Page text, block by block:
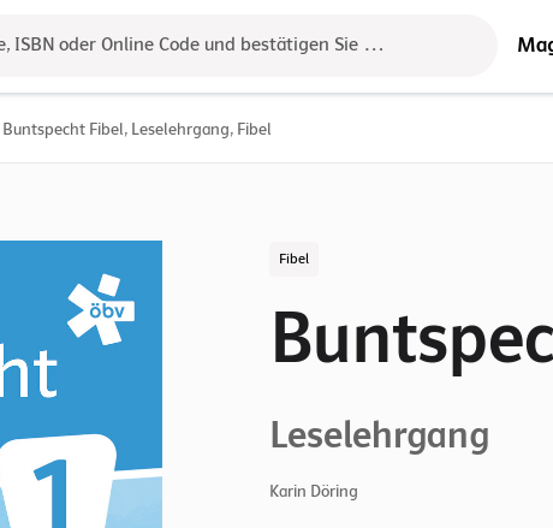
ISBN oder Online Code und bestätigen Sie das Ergebnis mit der
Buntspecht Fibel, Leselehrgang, Fibel
Fibel
Leselehrgang
Karin Döring